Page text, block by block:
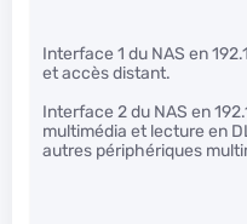
Interface 1 du NAS en
et accès distant.
Interface 2 du NAS en
multimédia et lecture en
autres périphériques